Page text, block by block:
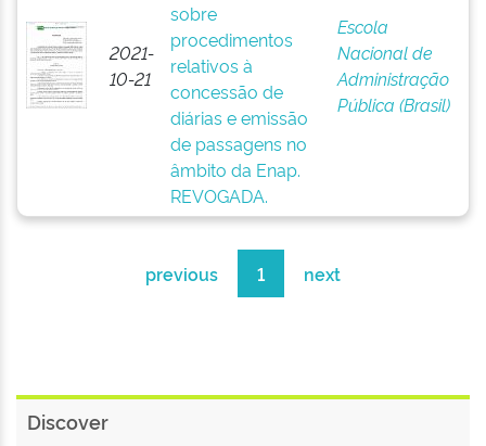
2021-
10-21
sobre
procedimentos
relativos à
concessão de
diárias e emissão
de passagens no
âmbito da Enap.
REVOGADA.
Escola
Nacional de
Administração
Pública (Brasil)
previous 1 next
Discover